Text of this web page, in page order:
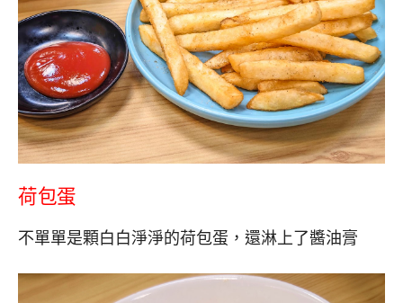
荷包蛋
不單單是顆白白淨淨的荷包蛋，還淋上了醬油膏